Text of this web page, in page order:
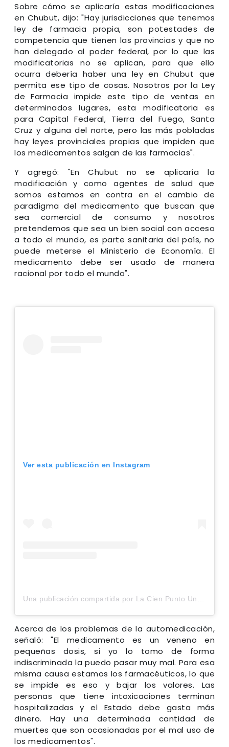
Sobre cómo se aplicaría estas modificaciones
en Chubut, dijo: "Hay jurisdicciones que tenemos
ley de farmacia propia, son potestades de
competencia que tienen las provincias y que no
han delegado al poder federal, por lo que las
modificatorias no se aplican, para que ello
ocurra debería haber una ley en Chubut que
permita ese tipo de cosas. Nosotros por la Ley
de Farmacia impide este tipo de ventas en
determinados lugares, esta modificatoria es
para Capital Federal, Tierra del Fuego, Santa
Cruz y alguna del norte, pero las más pobladas
hay leyes provinciales propias que impiden que
los medicamentos salgan de las farmacias".
Y agregó: "En Chubut no se aplicaría la
modificación y como agentes de salud que
somos estamos en contra en el cambio de
paradigma del medicamento que buscan que
sea comercial de consumo y nosotros
pretendemos que sea un bien social con acceso
a todo el mundo, es parte sanitaria del país, no
puede meterse el Ministerio de Economía. El
medicamento debe ser usado de manera
racional por todo el mundo".
Ver esta publicación en Instagram
Acerca de los problemas de la automedicación,
señaló: "El medicamento es un veneno en
pequeñas dosis, si yo lo tomo de forma
indiscriminada la puedo pasar muy mal. Para esa
misma causa estamos los farmacéuticos, lo que
se impide es eso y bajar los valores. Las
personas que tiene intoxicaciones terminan
hospitalizadas y el Estado debe gasta más
dinero. Hay una determinada cantidad de
muertes que son ocasionadas por el mal uso de
los medicamentos".